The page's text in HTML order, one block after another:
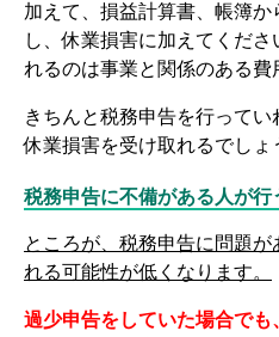
加えて、損益計算書、帳簿
し、休業損害に加えてくだ
れるのは事業と関係のある費
きちんと税務申告を行ってい
休業損害を受け取れるでしょ
税務申告に不備がある人が
ところが、税務申告に問題
れる可能性が低くなります。
過少申告をしていた場合でも